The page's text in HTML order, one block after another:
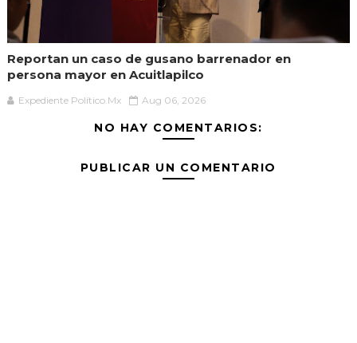
Reportan un caso de gusano barrenador en
persona mayor en Acuitlapilco
Expediente Político.Mx Aug 06, 2026
NO HAY COMENTARIOS:
PUBLICAR UN COMENTARIO